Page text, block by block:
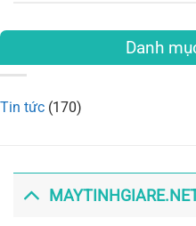
Danh
Tin tức (170)